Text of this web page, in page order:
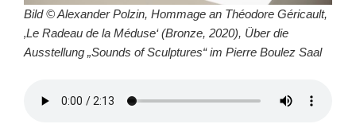
Bild © Alexander Polzin, Hommage an Théodore Géricault,
‚Le Radeau de la Méduse‘ (Bronze, 2020), Über die
Ausstellung „Sounds of Sculptures“ im Pierre Boulez Saal